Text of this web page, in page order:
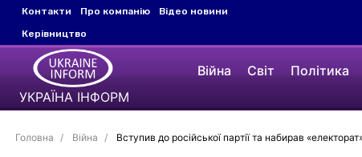
Контакти Про компанію
Відео новини
Керівництво
УКРАЇНА ІНФОРМ
Війна Світ Політика
Головна Війна Вступив до російської партії та набирав